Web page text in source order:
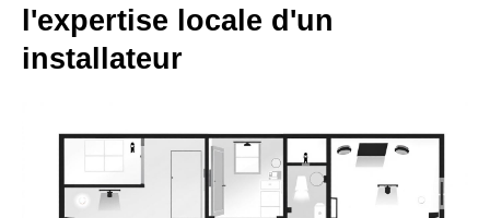
l'expertise locale d'un
installateur